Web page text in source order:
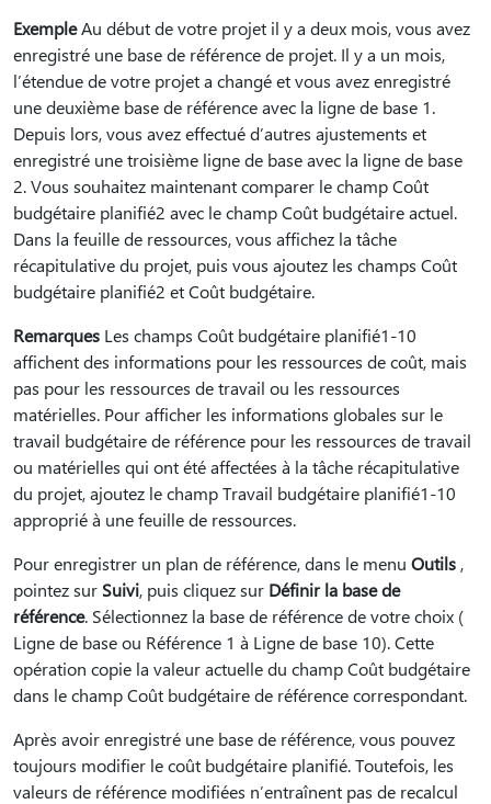
ExempleAu début de votre projet il y a deux mois, vous avez
enregistré une base de référence de projet. Il y a un mois,
l’étendue de votre projet a changé et vous avez enregistré
une deuxième base de référence avec la ligne de base 1.
Depuis lors, vous avez effectué d’autres ajustements et
enregistré une troisième ligne de base avec la ligne de base
2. Vous souhaitez maintenant comparer le champ Coût
budgétaire planifié2 avec le champ Coût budgétaire actuel.
Dans la feuille de ressources, vous affichez la tâche
récapitulative du projet, puis vous ajoutez les champs Coût
budgétaire planifié2 et Coût budgétaire.
Remarques Les champs Coût budgétaire planifié1-10
affichent des informations pour les ressources de coût, mais
pas pour les ressources de travail ou les ressources
matérielles. Pour afficher les informations globales sur le
travail budgétaire de référence pour les ressources de travail
ou matérielles qui ont été affectées à la tâche récapitulative
du projet, ajoutez le champ Travail budgétaire planifié1-10
approprié à une feuille de ressources.
Pour enregistrer un plan de référence, dans le menu Outils ,
pointez sur Suivi, puis cliquez sur Définir la base de
référence. Sélectionnez la base de référence de votre choix (
Ligne de base ou Référence 1 à Ligne de base 10). Cette
opération copie la valeur actuelle du champ Coût budgétaire
dans le champ Coût budgétaire de référence correspondant.
Après avoir enregistré une base de référence, vous pouvez
toujours modifier le coût budgétaire planifié. Toutefois, les
valeurs de référence modifiées n’entraînent pas de recalcul